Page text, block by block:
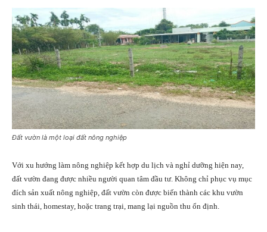
Đất vườn là một loại đất nông nghiệp
Với xu hướng làm nông nghiệp kết hợp du lịch và nghỉ dưỡng hiện nay,
đất vườn đang được nhiều người quan tâm đầu tư. Không chỉ phục vụ mục
đích sản xuất nông nghiệp, đất vườn còn được biến thành các khu vườn
sinh thái, homestay, hoặc trang trại, mang lại nguồn thu ổn định.